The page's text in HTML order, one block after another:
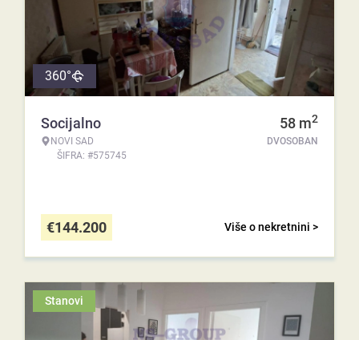
360°
Socijalno
NOVI SAD
ŠIFRA: #575745
58 m2
DVOSOBAN
Više o nekretnini >
€144.200
Stanovi